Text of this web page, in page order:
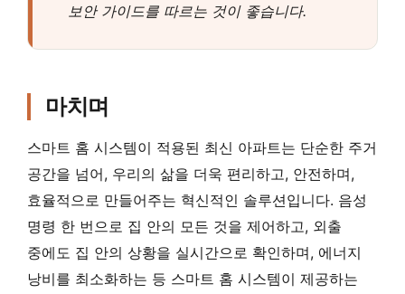
보안 가이드를 따르는 것이 좋습니다.
마치며
스마트 홈 시스템이 적용된 최신 아파트는 단순한 주거
공간을 넘어, 우리의 삶을 더욱 편리하고, 안전하며,
효율적으로 만들어주는 혁신적인 솔루션입니다. 음성
명령 한 번으로 집 안의 모든 것을 제어하고, 외출
중에도 집 안의 상황을 실시간으로 확인하며, 에너지
낭비를 최소화하는 등 스마트 홈 시스템이 제공하는